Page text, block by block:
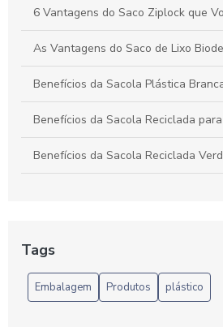
6 Vantagens do Saco Ziplock que
As Vantagens do Saco de Lixo
Benefícios da Sacola Plástica
Benefícios da Sacola Reciclada
Benefícios da Sacola Reciclada
Benefícios da Sacola Reciclada para
Tags
Embalagem Produtos plástico